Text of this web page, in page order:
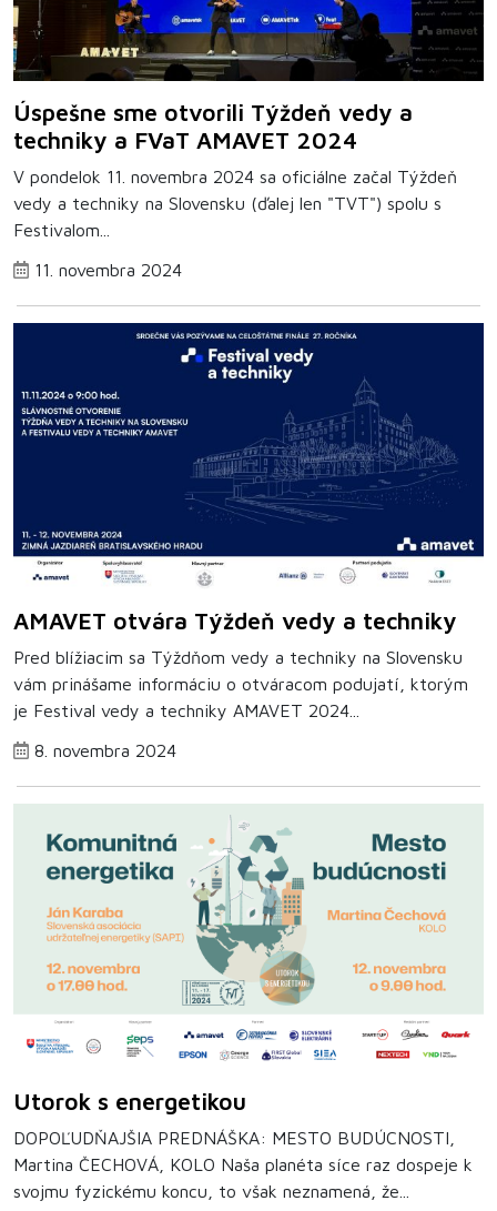
Úspešne sme otvorili Týždeň vedy a
techniky a FVaT AMAVET 2024
V pondelok 11. novembra 2024 sa oficiálne začal Týždeň
vedy a techniky na Slovensku (ďalej len "TVT") spolu s
Festivalom...
11. novembra 2024
AMAVET otvára Týždeň vedy a techniky
Pred blížiacim sa Týždňom vedy a techniky na Slovensku
vám prinášame informáciu o otváracom podujatí, ktorým
je Festival vedy a techniky AMAVET 2024...
8. novembra 2024
Utorok s energetikou
DOPOĽUDŇAJŠIA PREDNÁŠKA: MESTO BUDÚCNOSTI,
Martina ČECHOVÁ, KOLO Naša planéta síce raz dospeje k
svojmu fyzickému koncu, to však neznamená, že...